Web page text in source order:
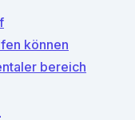
können
bereich